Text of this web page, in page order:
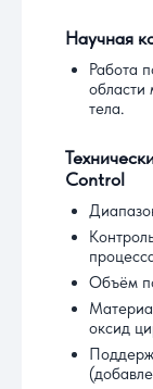
Научная
Работа
области
тела.
Control
Объём
оксид